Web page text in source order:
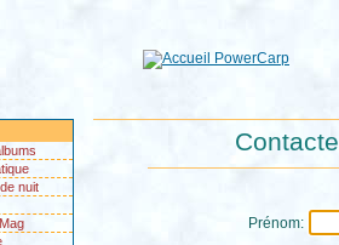
nuit
Prénom: